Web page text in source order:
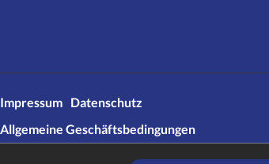
Impressum Datenschutz
Allgemeine Geschäftsbedingungen